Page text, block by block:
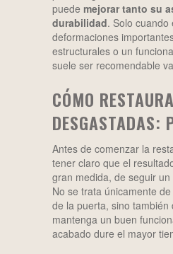
puede mejorar tanto su
durabilidad. Solo cuando
deformaciones
estructurales o un
suele ser recomendable
CÓMO
DESGASTADAS:
Antes de comenzar la
tener claro que el
gran medida, de seguir
No se trata únicamente
de la puerta, sino también
mantenga un buen
acabado dure el mayor